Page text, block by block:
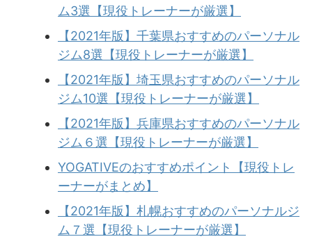
ム3選【現役トレーナーが厳選】
【2021年版】千葉県おすすめのパーソナル
ジム8選【現役トレーナーが厳選】
【2021年版】埼玉県おすすめのパーソナル
ジム10選【現役トレーナーが厳選】
【2021年版】兵庫県おすすめのパーソナル
ジム６選【現役トレーナーが厳選】
YOGATIVEのおすすめポイント【現役トレ
ーナーがまとめ】
【2021年版】札幌おすすめのパーソナルジ
ム７選【現役トレーナーが厳選】